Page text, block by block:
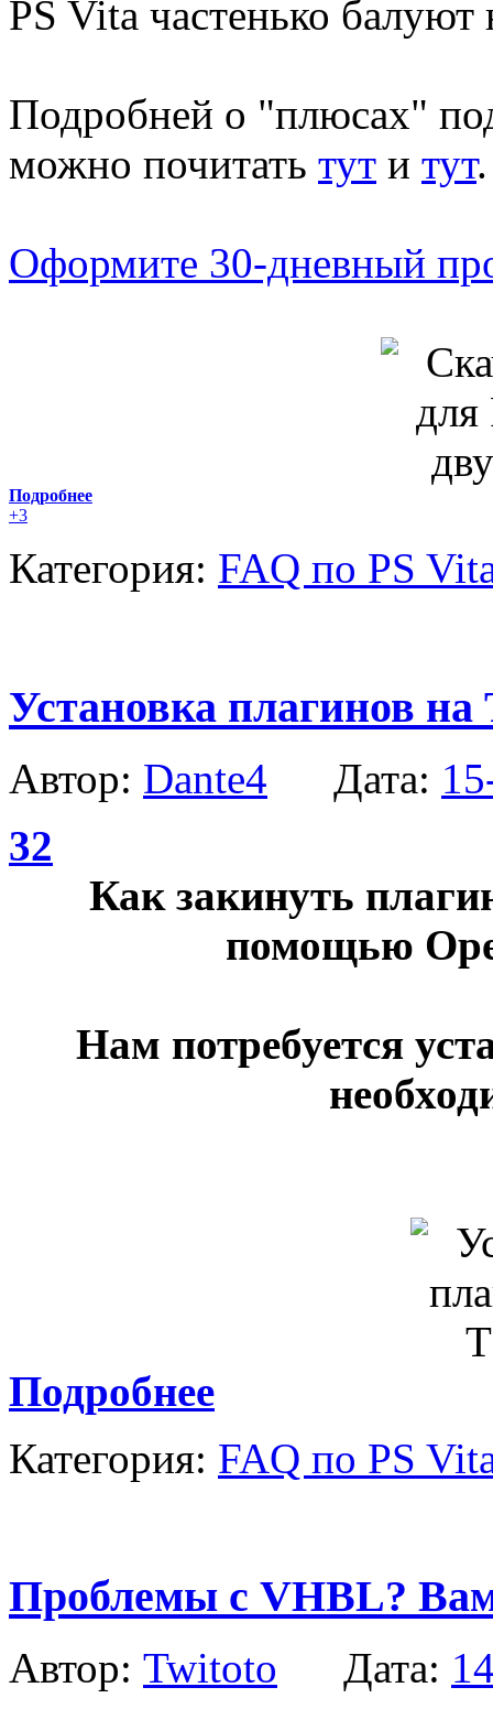
PS Vita частенько балуют
Подробней о "плюсах"
можно почитать тут и тут.
Оформите 30-дневный
Подробнее
+3
Категория: FAQ по PS
Установка плагинов
Автор: Dante4 Дата:
32
Как закинуть
помощью
Нам потребуется
Подробнее
Категория: FAQ по PS
Проблемы с VHBL?
Автор: Twitoto Дата: